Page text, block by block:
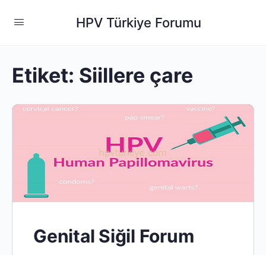
HPV Türkiye Forumu
Etiket: Siillere çare
Genital Siğil Forum